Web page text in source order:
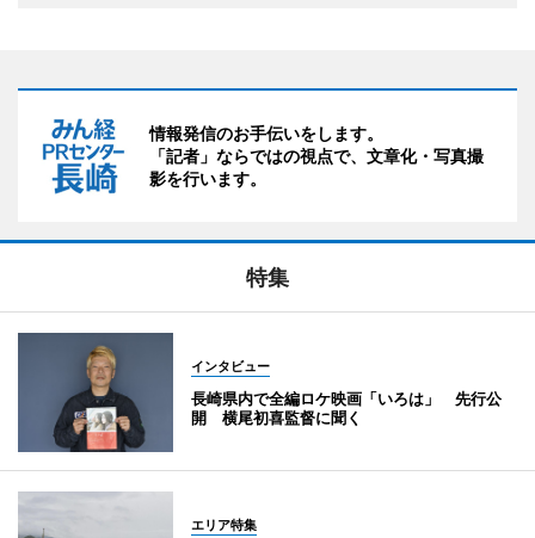
情報発信のお手伝いをします。
「記者」ならではの視点で、文章化・写真撮
影を行います。
特集
インタビュー
長崎県内で全編ロケ映画「いろは」 先行公
開 横尾初喜監督に聞く
エリア特集